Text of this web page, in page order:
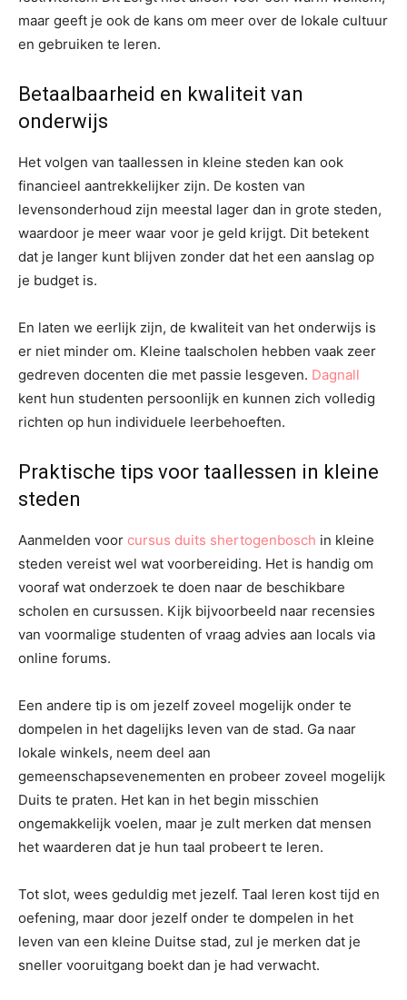
maar geeft je ook de kans om meer over de lokale cultuur
en gebruiken te leren.
Betaalbaarheid en kwaliteit van
onderwijs
Het volgen van taallessen in kleine steden kan ook
financieel aantrekkelijker zijn. De kosten van
levensonderhoud zijn meestal lager dan in grote steden,
waardoor je meer waar voor je geld krijgt. Dit betekent
dat je langer kunt blijven zonder dat het een aanslag op
je budget is.
En laten we eerlijk zijn, de kwaliteit van het onderwijs is
er niet minder om. Kleine taalscholen hebben vaak zeer
gedreven docenten die met passie lesgeven. Dagnall
kent hun studenten persoonlijk en kunnen zich volledig
richten op hun individuele leerbehoeften.
Praktische tips voor taallessen in kleine
steden
Aanmelden voor cursus duits shertogenbosch in kleine
steden vereist wel wat voorbereiding. Het is handig om
vooraf wat onderzoek te doen naar de beschikbare
scholen en cursussen. Kijk bijvoorbeeld naar recensies
van voormalige studenten of vraag advies aan locals via
online forums.
Een andere tip is om jezelf zoveel mogelijk onder te
dompelen in het dagelijks leven van de stad. Ga naar
lokale winkels, neem deel aan
gemeenschapsevenementen en probeer zoveel mogelijk
Duits te praten. Het kan in het begin misschien
ongemakkelijk voelen, maar je zult merken dat mensen
het waarderen dat je hun taal probeert te leren.
Tot slot, wees geduldig met jezelf. Taal leren kost tijd en
oefening, maar door jezelf onder te dompelen in het
leven van een kleine Duitse stad, zul je merken dat je
sneller vooruitgang boekt dan je had verwacht.